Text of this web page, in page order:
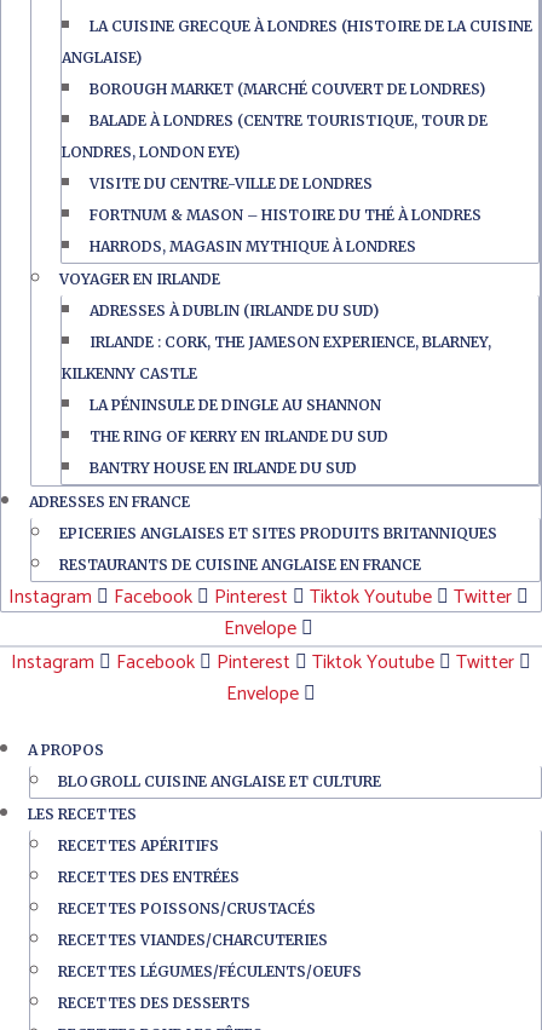
LA CUISINE GRECQUE À LONDRES (HISTOIRE DE LA CUISINE
ANGLAISE)
BOROUGH MARKET (MARCHÉ COUVERT DE LONDRES)
BALADE À LONDRES (CENTRE TOURISTIQUE, TOUR DE
LONDRES, LONDON EYE)
VISITE DU CENTRE-VILLE DE LONDRES
FORTNUM & MASON – HISTOIRE DU THÉ À LONDRES
HARRODS, MAGASIN MYTHIQUE À LONDRES
VOYAGER EN IRLANDE
ADRESSES À DUBLIN (IRLANDE DU SUD)
IRLANDE : CORK, THE JAMESON EXPERIENCE, BLARNEY,
KILKENNY CASTLE
LA PÉNINSULE DE DINGLE AU SHANNON
THE RING OF KERRY EN IRLANDE DU SUD
BANTRY HOUSE EN IRLANDE DU SUD
ADRESSES EN FRANCE
EPICERIES ANGLAISES ET SITES PRODUITS BRITANNIQUES
RESTAURANTS DE CUISINE ANGLAISE EN FRANCE
Instagram Facebook Pinterest TiktokYoutube
Twitter
Envelope
Instagram
Facebook Pinterest TiktokYoutube
Twitter
Envelope
A PROPOS
BLOGROLL CUISINE ANGLAISE ET CULTURE
LES RECETTES
RECETTES APÉRITIFS
RECETTES DES ENTRÉES
RECETTES POISSONS/CRUSTACÉS
RECETTES VIANDES/CHARCUTERIES
RECETTES LÉGUMES/FÉCULENTS/OEUFS
RECETTES DES DESSERTS